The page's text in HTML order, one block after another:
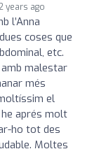
years ago
l’Anna
coses que
etc.
amb malestar
més
el
aprés molt
ho tot des
Moltes